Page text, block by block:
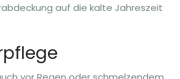
auf die kalte Jahreszeit